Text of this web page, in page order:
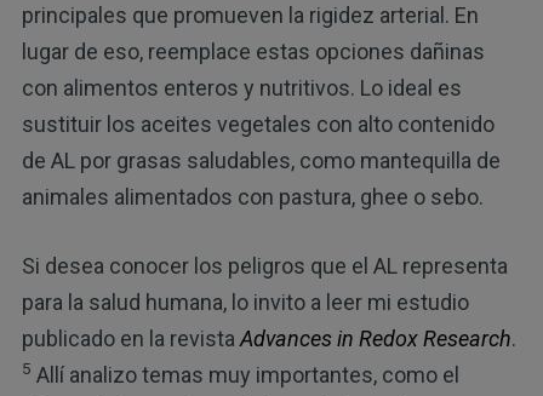
principales que promueven la rigidez arterial. En
lugar de eso, reemplace estas opciones dañinas
con alimentos enteros y nutritivos. Lo ideal es
sustituir los aceites vegetales con alto contenido
de AL por grasas saludables, como mantequilla de
animales alimentados con pastura, ghee o sebo.
Si desea conocer los peligros que el AL representa
para la salud humana, lo invito a leer mi estudio
publicado en la revista Advances in Redox Research.
5 Allí analizo temas muy importantes, como el